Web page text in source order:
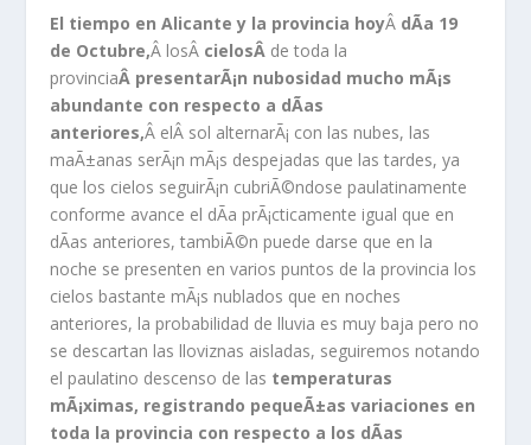
El tiempo en Alicante y la provincia hoyÂ dÃ­a 19
de Octubre,Â losÂ cielosÂ de toda la
provinciaÂ presentarÃ¡n nubosidad mucho mÃ¡s
abundante con respecto a dÃ­as
anteriores,Â elÂ sol alternarÃ¡ con las nubes, las
maÃ±anas serÃ¡n mÃ¡s despejadas que las tardes, ya
que los cielos seguirÃ¡n cubriÃ©ndose paulatinamente
conforme avance el dÃ­a prÃ¡cticamente igual que en
dÃ­as anteriores, tambiÃ©n puede darse que en la
noche se presenten en varios puntos de la provincia los
cielos bastante mÃ¡s nublados que en noches
anteriores, la probabilidad de lluvia es muy baja pero no
se descartan las lloviznas aisladas, seguiremos notando
el paulatino descenso de las temperaturas
mÃ¡ximas, registrando pequeÃ±as variaciones en
toda la provincia con respecto a los dÃ­as